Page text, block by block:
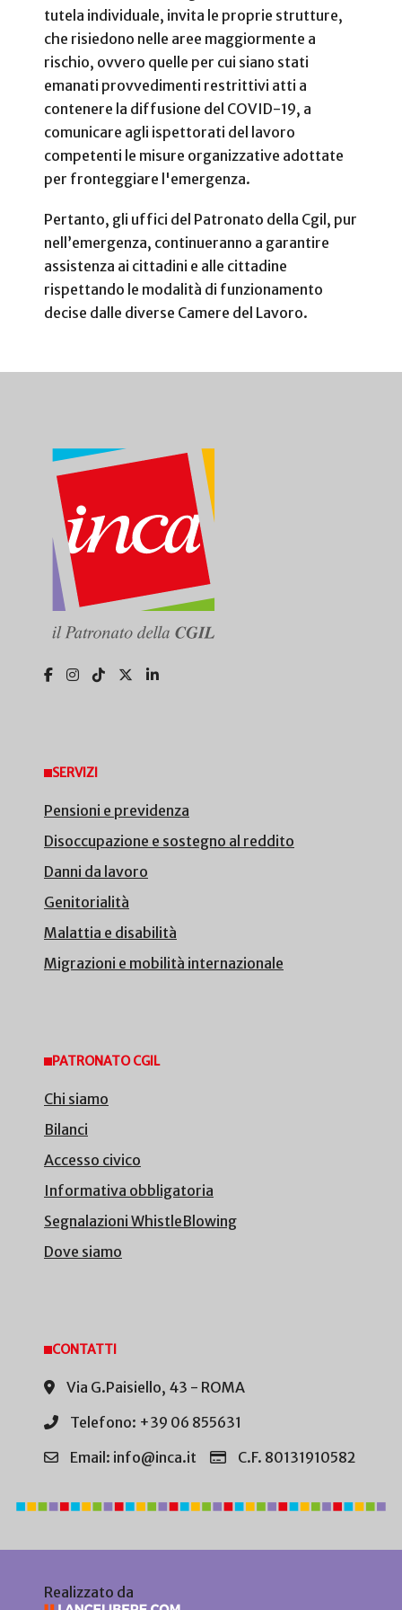
tutela individuale, invita le proprie strutture,
che risiedono nelle aree maggiormente a
rischio, ovvero quelle per cui siano stati
emanati provvedimenti restrittivi atti a
contenere la diffusione del COVID-19, a
comunicare agli ispettorati del lavoro
competenti le misure organizzative adottate
per fronteggiare l'emergenza.
Pertanto, gli uffici del Patronato della Cgil, pur
nell’emergenza, continueranno a garantire
assistenza ai cittadini e alle cittadine
rispettando le modalità di funzionamento
decise dalle diverse Camere del Lavoro.
SERVIZI
Pensioni e previdenza
Disoccupazione e sostegno al reddito
Danni da lavoro
Genitorialità
Malattia e disabilità
Migrazioni e mobilità internazionale
PATRONATO CGIL
Chi siamo
Bilanci
Accesso civico
Informativa obbligatoria
Segnalazioni WhistleBlowing
Dove siamo
CONTATTI
Via G.Paisiello, 43 - ROMA
Telefono: +39 06 855631
Email: info@inca.it
C.F. 80131910582
Realizzato da